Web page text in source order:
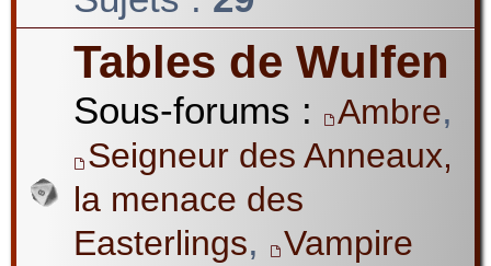
Tables de Wulfen
Sous-forums : Ambre,
Seigneur des Anneaux,
la menace des
Easterlings,
Vampire